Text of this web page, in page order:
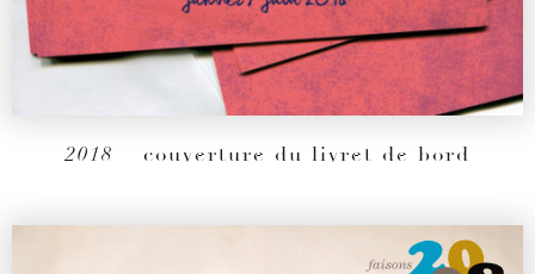
2018 – couverture du livret de bord